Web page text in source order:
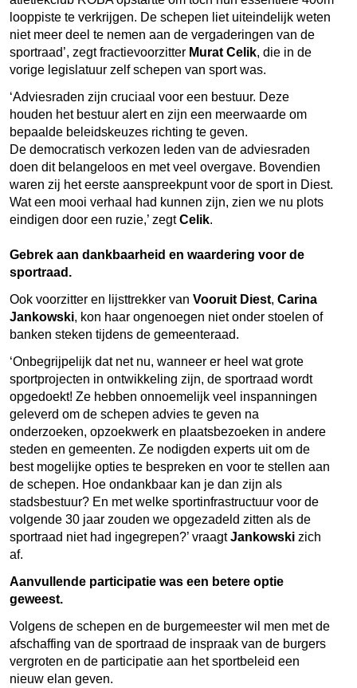
looppiste te verkrijgen. De schepen liet uiteindelijk weten
niet meer deel te nemen aan de vergaderingen van de
sportraad’, zegt fractievoorzitter Murat Celik, die in de
vorige legislatuur zelf schepen van sport was.
‘Adviesraden zijn cruciaal voor een bestuur. Deze
houden het bestuur alert en zijn een meerwaarde om
bepaalde beleidskeuzes richting te geven.
De democratisch verkozen leden van de adviesraden
doen dit belangeloos en met veel overgave. Bovendien
waren zij het eerste aanspreekpunt voor de sport in Diest.
Wat een mooi verhaal had kunnen zijn, zien we nu plots
eindigen door een ruzie,’ zegtCelik.
Gebrek aan dankbaarheid en waardering voor de
sportraad.
Ook voorzitter en lijsttrekker van Vooruit Diest, Carina
Jankowski, kon haar ongenoegen niet onder stoelen of
banken steken tijdens de gemeenteraad.
‘Onbegrijpelijk dat net nu, wanneer er heel wat grote
sportprojecten in ontwikkeling zijn, de sportraad wordt
opgedoekt! Ze hebben onnoemelijk veel inspanningen
geleverd om de schepen advies te geven na
onderzoeken, opzoekwerk en plaatsbezoeken in andere
steden en gemeenten. Ze nodigden experts uit om de
best mogelijke opties te bespreken en voor te stellen aan
de schepen. Hoe ondankbaar kan je dan zijn als
stadsbestuur? En met welke sportinfrastructuur voor de
volgende 30 jaar zouden we opgezadeld zitten als de
sportraad niet had ingegrepen?’ vraagtJankowski zich
af.
Aanvullende participatie was een betere optie
geweest.
Volgens de schepen en de burgemeester wil men met de
afschaffing van de sportraad de inspraak van de burgers
vergroten en de participatie aan het sportbeleid een
nieuw elan geven.